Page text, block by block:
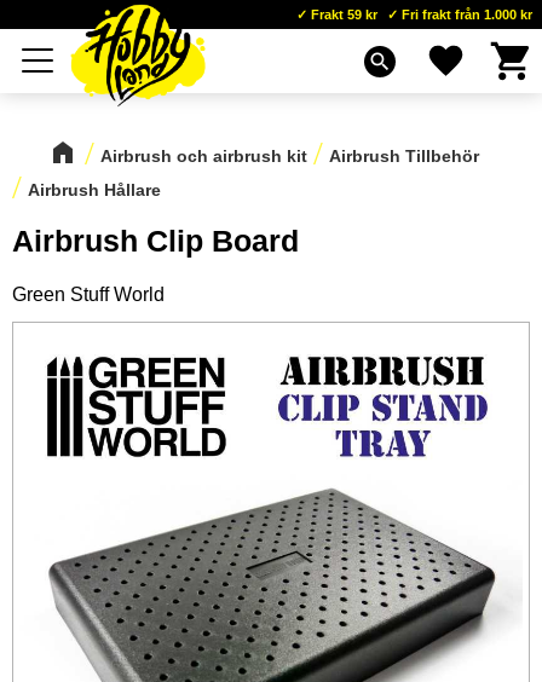
Meny
Frakt 59 kr Fri frakt från 1.000 kr
search Favoriter
Airbrush och airbrush kit
Airbrush Tillbehör
Airbrush Hållare
Airbrush Clip Board
Green Stuff World